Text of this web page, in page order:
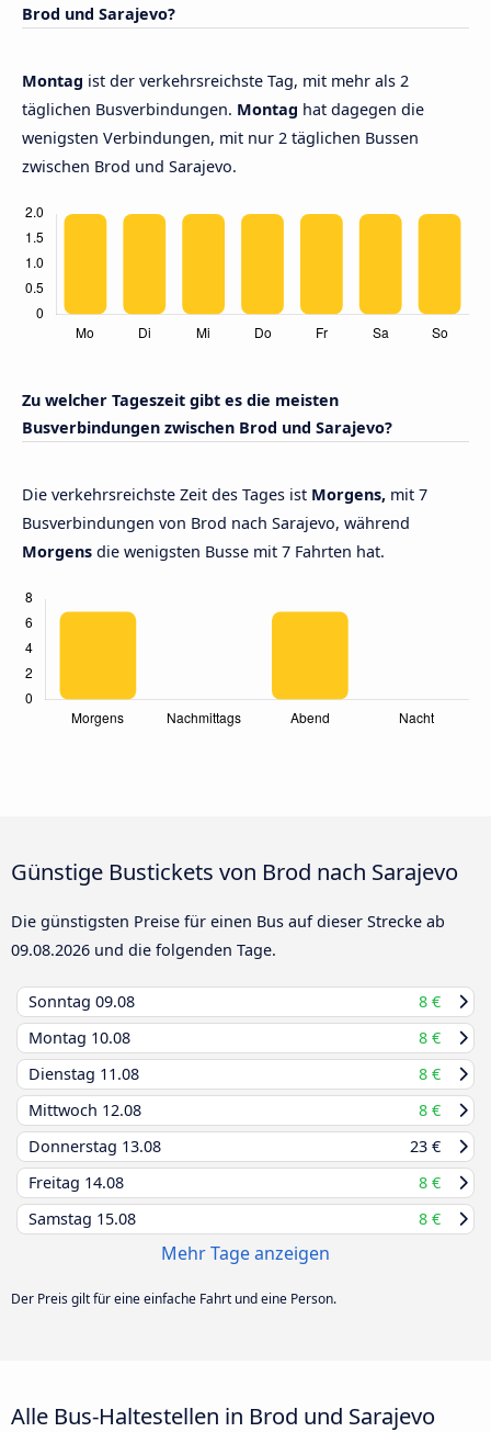
Brod und Sarajevo?
Montag ist der verkehrsreichste Tag, mit mehr als 2
täglichen Busverbindungen. Montag hat dagegen die
wenigsten Verbindungen, mit nur 2 täglichen Bussen
zwischen Brod und Sarajevo.
Zu welcher Tageszeit gibt es die meisten
Busverbindungen zwischen Brod und Sarajevo?
Die verkehrsreichste Zeit des Tages ist Morgens, mit 7
Busverbindungen von Brod nach Sarajevo, während
Morgens die wenigsten Busse mit 7 Fahrten hat.
Günstige Bustickets von Brod nach Sarajevo
Die günstigsten Preise für einen Bus auf dieser Strecke ab
09.08.2026 und die folgenden Tage.
Sonntag 09.08
8 €
Montag 10.08
8 €
Dienstag 11.08
8 €
Mittwoch 12.08
8 €
Donnerstag 13.08
23 €
Freitag 14.08
8 €
Samstag 15.08 8 €
Mehr Tage anzeigen
Der Preis gilt für eine einfache Fahrt und eine Person.
Alle Bus-Haltestellen in Brod und Sarajevo